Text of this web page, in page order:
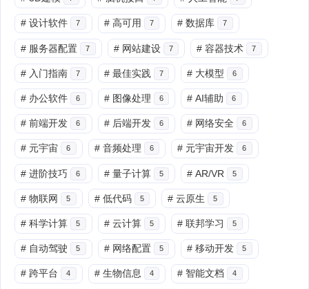
# 设计软件 7 # 高可用 7 # 数据库 7
# 服务器配置 7 # 网站建设 7 # 容器技术 7
# 入门指南 7 # 最佳实践 7 # 大模型 6
# 办公软件 6 # 图像处理 6 # AI辅助 6
# 前端开发 6 # 后端开发 6 # 网络安全 6
# 元宇宙 6 # 音频处理 6 # 元宇宙开发 6
# 进阶技巧 6 # 量子计算 5 # AR/VR 5
# 物联网 5 # 低代码 5 # 云原生 5
# 科学计算 5 # 云计算 5 # 联邦学习 5
# 自动驾驶 5 # 网络配置 5 # 移动开发 5
# 跨平台 4 # 生物信息 4 # 智能文档 4